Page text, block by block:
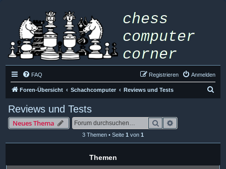
FAQ Anmelden
Registrieren
Foren-Übersicht Schachcomputer Reviews und Tests
Reviews und Tests
Neues Thema Suche
3 Themen • Seite 1 von 1
Themen